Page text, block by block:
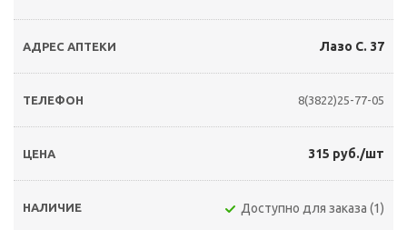
Лазо С. 37
8(3822)25-77-05
315 руб./шт
Доступно для заказа (1)